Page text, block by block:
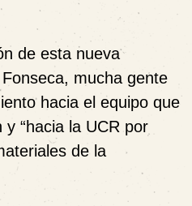
de esta nueva
mucha gente
hacia el equipo que
“hacia la UCR por
de la